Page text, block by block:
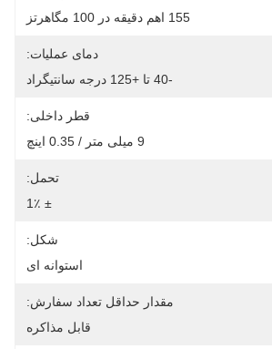
155 اهم دقیقه در 100 مگاهرتز
دمای عملیات:
-40 تا +125 درجه سانتیگراد
قطر داخلی:
9 میلی متر / 0.35 اینچ
تحمل:
± 1٪
شکل:
استوانه ای
مقدار حداقل تعداد سفارش:
قابل مذاکره